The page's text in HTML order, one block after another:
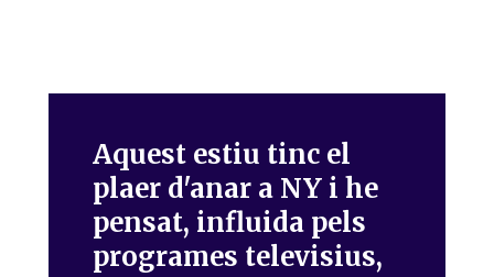
Aquest estiu tinc el
plaer d'anar a NY i he
pensat, influida pels
programes televisius,